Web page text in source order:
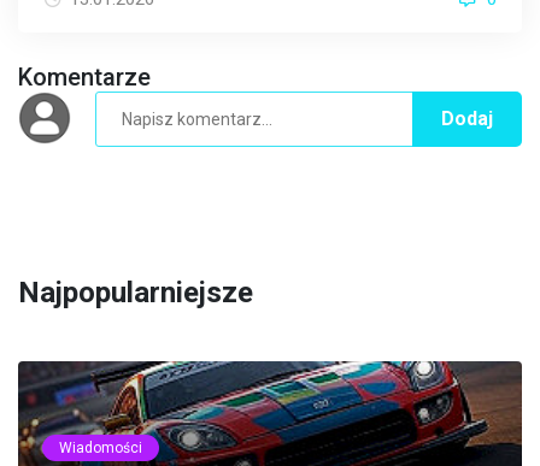
Komentarze
Dodaj
Najpopularniejsze
Wiadomości